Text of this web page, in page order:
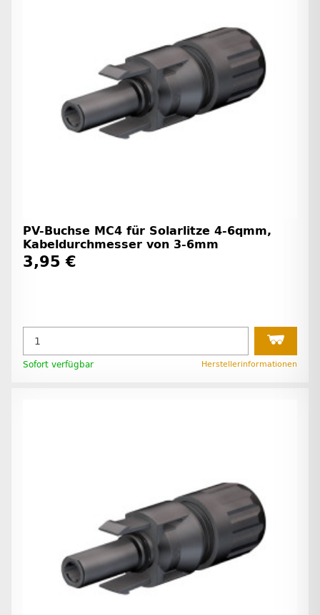
PV-Buchse MC4 für Solarlitze 4-6qmm,
Kabeldurchmesser von 3-6mm
3,95 €
Sofort verfügbar Herstellerinformationen